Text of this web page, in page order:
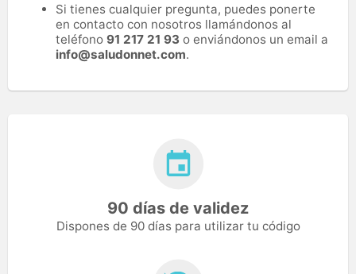
Si tienes cualquier pregunta, puedes ponerte
en contacto con nosotros llamándonos al
teléfono 91 217 21 93 o enviándonos un email a
info@saludonnet.com.
90 días de validez
Dispones de 90 días para utilizar tu código